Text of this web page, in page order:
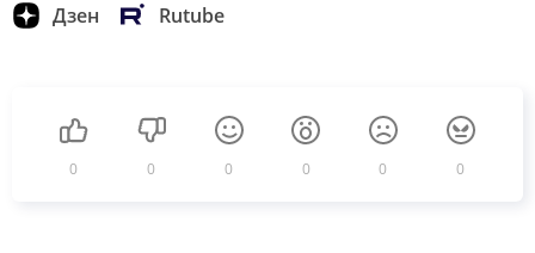
Дзен Rutube
0 0 0 0 0 0